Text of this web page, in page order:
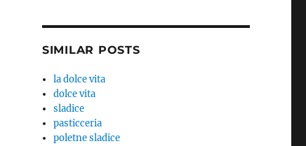
SIMILAR POSTS
la dolce vita
dolce vita
sladice
pasticceria
poletne sladice